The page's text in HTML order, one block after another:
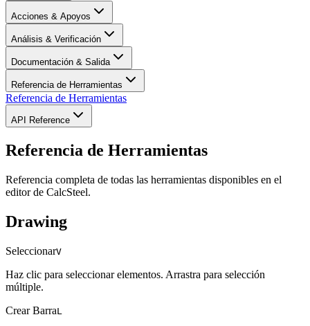
Crear Nodos Crear Barras
PerfilesHerramientas Usar Generadores
Acciones & Apoyos
Definir Apoyos Acciones y Combinaciones
Análisis & Verificación
Ejecutar Análisis
Ver Diagramas
Verificar Normas de Diseño
NBR 8800
AISC 360
Informe por Barra
Documentación & Salida
Crear Vistas Agregar Vistas a Láminas
AnotacionesExportar & Imprimir
Referencia de Herramientas
Referencia de Herramientas
API Reference
Referencia de Herramientas
Referencia completa de todas las herramientas disponibles en el
editor de CalcSteel.
Drawing
SeleccionarV
Haz clic para seleccionar elementos. Arrastra para selección
múltiple.
Crear BarraL